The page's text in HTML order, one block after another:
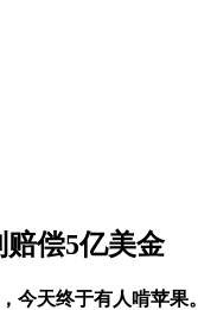
偿5亿美金
今天终于有人啃苹果。